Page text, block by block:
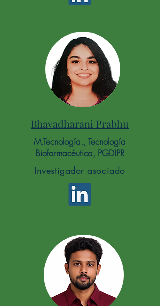
Bhavadharani Prabhu
M.Tecnología., Tecnología
Biofarmacéutica, PGDIPR
Investigador asociado